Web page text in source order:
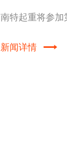
南特起重将参加
新闻详情